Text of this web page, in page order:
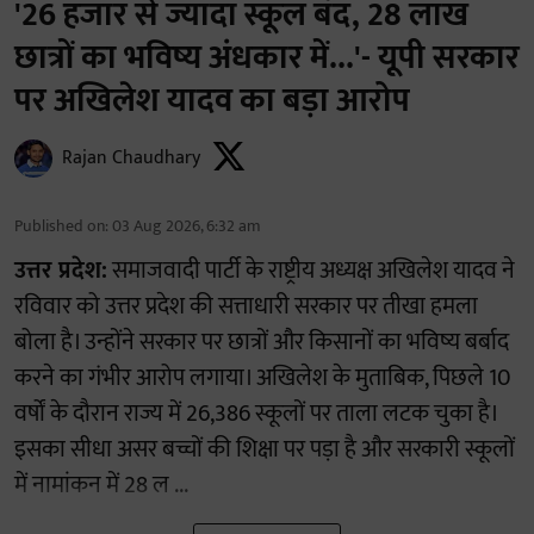
'26 हजार से ज्यादा स्कूल बंद, 28 लाख
छात्रों का भविष्य अंधकार में...'- यूपी सरकार
पर अखिलेश यादव का बड़ा आरोप
Rajan Chaudhary
Published on: 03 Aug 2026, 6:32 am
उत्तर प्रदेश:समाजवादी पार्टी के राष्ट्रीय अध्यक्ष अखिलेश यादव ने
रविवार को उत्तर प्रदेश की सत्ताधारी सरकार पर तीखा हमला
बोला है। उन्होंने सरकार पर छात्रों और किसानों का भविष्य बर्बाद
करने का गंभीर आरोप लगाया। अखिलेश के मुताबिक, पिछले 10
वर्षों के दौरान राज्य में 26,386 स्कूलों पर ताला लटक चुका है।
इसका सीधा असर बच्चों की शिक्षा पर पड़ा है और सरकारी स्कूलों
में नामांकन में 28 ल ...